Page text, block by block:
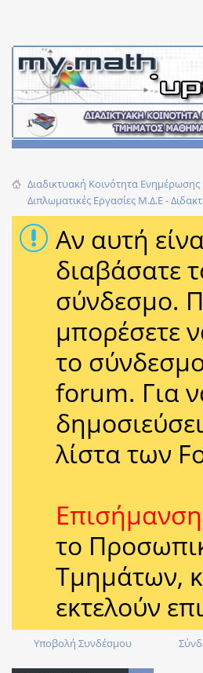
Διαδικτυακή Κοινότητα
Διπλωματικές Εργασίες Μ.Δ.Ε -
Αν αυτή
διαβάσατε
σύνδεσμο.
μπορέσετε
το
forum. Για
λίστα των
το
Τμημάτων,
εκτελούν
Υποβολή Συνδέσμου